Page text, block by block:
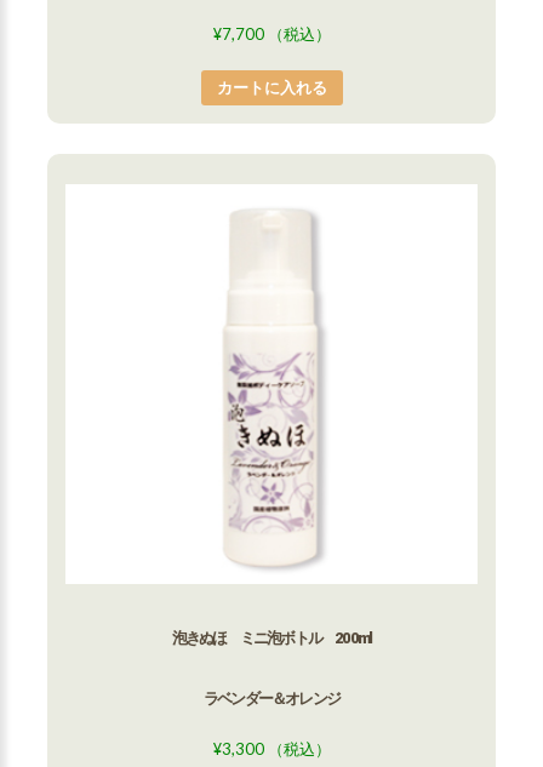
¥7,700 （税込）
カートに入れる
泡きぬほ ミニ泡ボトル 200ml
ラベンダー＆オレンジ
¥3,300 （税込）